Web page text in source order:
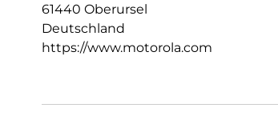
61440 Oberursel
Deutschland
https://www.motorola.com